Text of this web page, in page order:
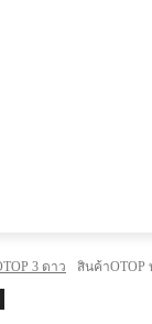
3 ดาว สินค้าOTOP